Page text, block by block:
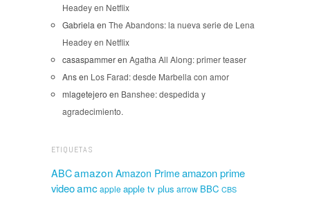
Headey en Netflix
Gabriela en The Abandons: la nueva serie de Lena
Headey en Netflix
casaspammeren Agatha All Along: primer teaser
Ansen Los Farad: desde Marbella con amor
mlagetejero en Banshee: despedida y
agradecimiento.
ETIQUETAS
ABCamazon Amazon Primeamazon prime
videoamcapple apple tv plus arrow BBC CBS